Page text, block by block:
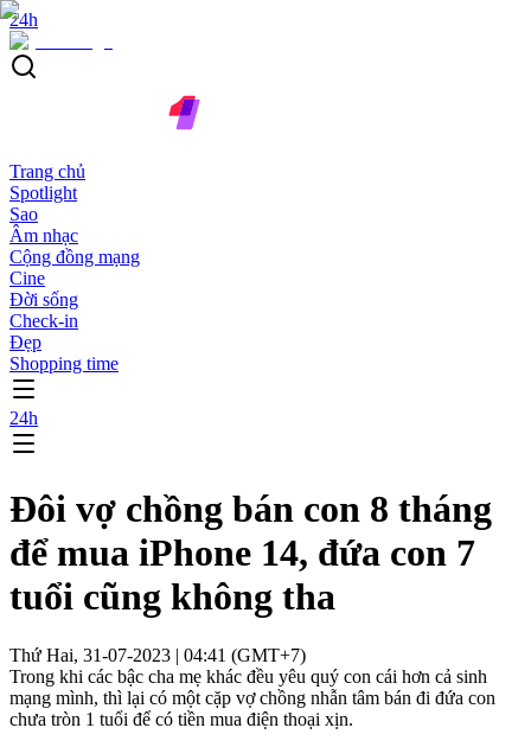
24h
Trang chủ
Spotlight
Sao
Âm nhạc
Cộng đồng mạng
Cine
Đời sống
Check-in
Đẹp
Shopping time
24h
Đôi vợ chồng bán con 8 tháng
để mua iPhone 14, đứa con 7
tuổi cũng không tha
Thứ Hai, 31-07-2023 | 04:41 (GMT+7)
Trong khi các bậc cha mẹ khác đều yêu quý con cái hơn cả sinh
mạng mình, thì lại có một cặp vợ chồng nhẫn tâm bán đi đứa con
chưa tròn 1 tuổi để có tiền mua điện thoại xịn.